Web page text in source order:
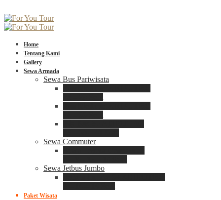
Home
Tentang Kami
Gallery
Sewa Armada
Sewa Bus Pariwisata
Sewa Commuter
Sewa Jetbus Jumbo
Paket Wisata